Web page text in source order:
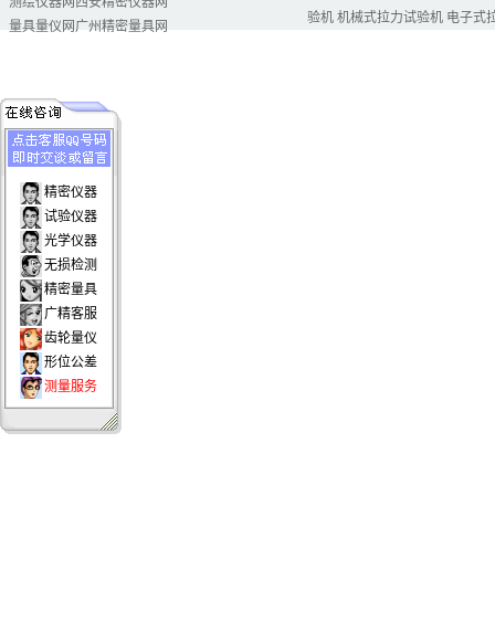
量具量仪网 广州精密量具网
验机 机械式拉力试验机 电子式
精密仪器
试验仪器
光学仪器
无损检测
精密量具
广精客服
齿轮量仪
形位公差
测量服务